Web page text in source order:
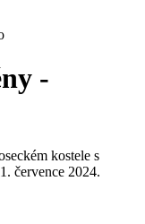
-
kostele s
července 2024.